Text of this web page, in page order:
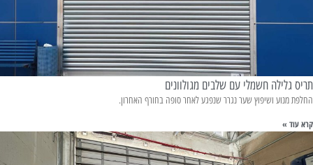
תריס גלילה חשמלי עם שלבים מגולוונים
החלפת מנוע ושיפוץ שער נגרר שנפגע לאחר סופה בחורף האחרון.
קרא עוד »